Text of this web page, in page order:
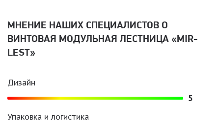
МНЕНИЕ НАШИХ СПЕЦИАЛИСТОВ O
ВИНТОВАЯ МОДУЛЬНАЯ ЛЕСТНИЦА «MIR-
LEST»
Дизайн
5
Упаковка и логистика